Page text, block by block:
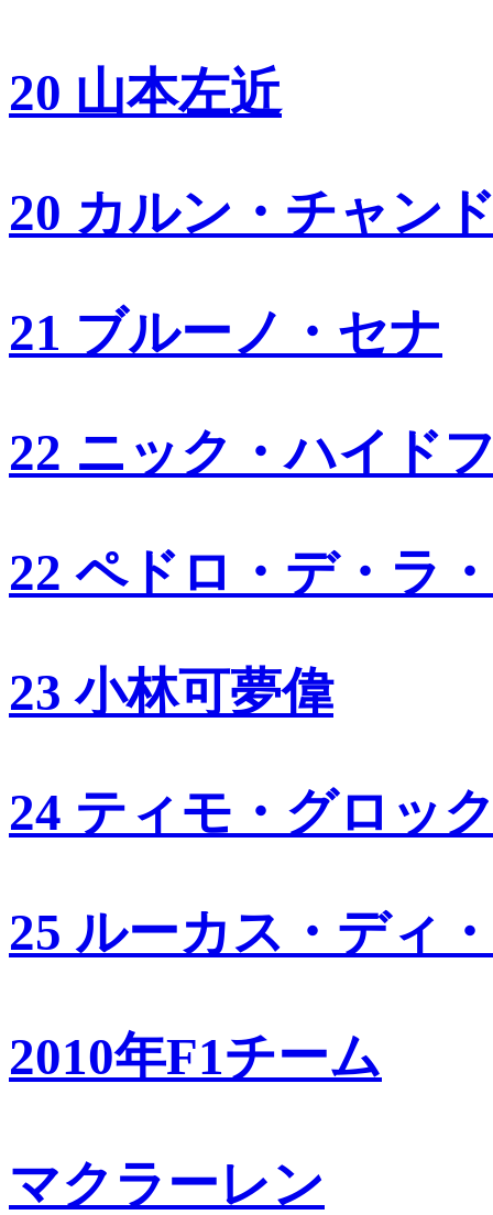
20 山本左近
20 カルン・チャン
21 ブルーノ・セナ
22 ニック・ハイド
22 ペドロ・デ・ラ
23 小林可夢偉
24 ティモ・グロッ
25 ルーカス・ディ
2010年F1チーム
マクラーレン